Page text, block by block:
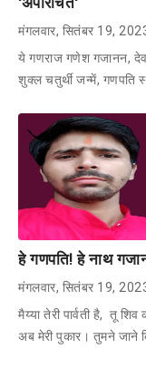
मंगलवार, सितंबर 19,
ये गणराज गणेश गजानन, देव
शुक्ल चतुर्थी जन्में, गणपति
हे गणपति! हे नाथ
मंगलवार, सितंबर 19,
मैय्या तेरी पार्वती है, तू
अब मेरी पुकार। तुमने जाने